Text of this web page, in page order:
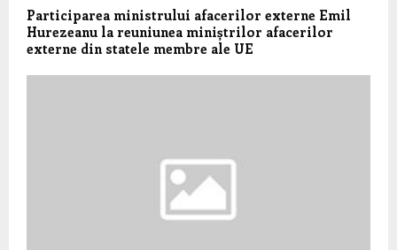
Participarea ministrului afacerilor externe Emil
Hurezeanu la reuniunea miniștrilor afacerilor
externe din statele membre ale UE